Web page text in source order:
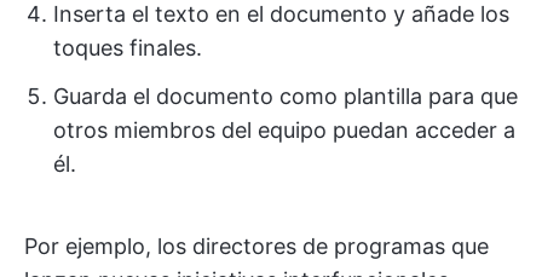
Inserta el texto en el documento y añade los
toques finales.
Guarda el documento como plantilla para que
otros miembros del equipo puedan acceder a
él.
Por ejemplo, los directores de programas que